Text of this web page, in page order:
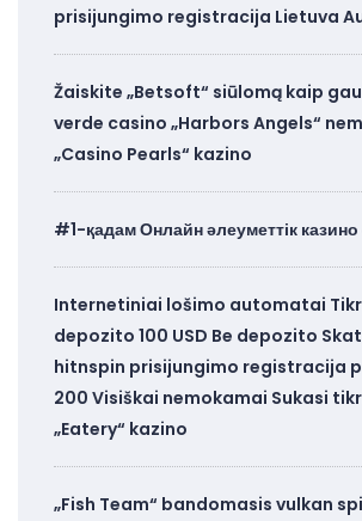
prisijungimo registracija Lietuva
Žaiskite „Betsoft“ siūlomą kaip
verde casino „Harbors Angels“
„Casino Pearls“ kazino
#1-қадам Онлайн әлеуметтік казино
Internetiniai lošimo automatai
depozito 100 USD Be depozito
hitnspin prisijungimo registracija
200 Visiškai nemokamai Sukasi
„Eatery“ kazino
„Fish Team“ bandomasis vulkan